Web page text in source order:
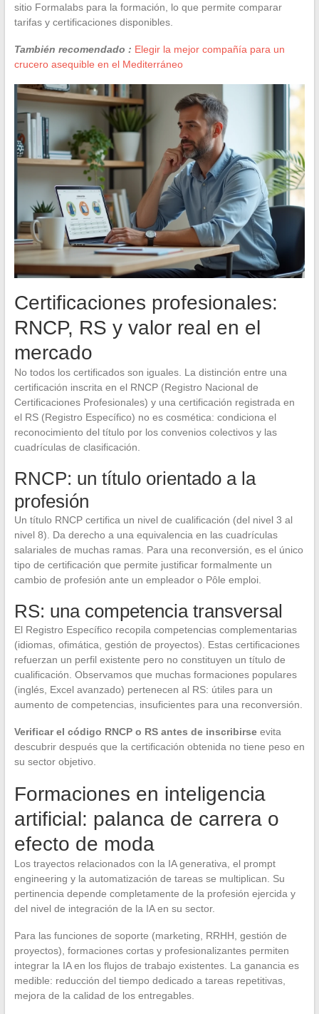
sitio Formalabs para la formación, lo que permite comparar
tarifas y certificaciones disponibles.
También recomendado : Elegir la mejor compañía para un
crucero asequible en el Mediterráneo
Certificaciones profesionales:
RNCP, RS y valor real en el
mercado
No todos los certificados son iguales. La distinción entre una
certificación inscrita en el RNCP (Registro Nacional de
Certificaciones Profesionales) y una certificación registrada en
el RS (Registro Específico) no es cosmética: condiciona el
reconocimiento del título por los convenios colectivos y las
cuadrículas de clasificación.
RNCP: un título orientado a la
profesión
Un título RNCP certifica un nivel de cualificación (del nivel 3 al
nivel 8). Da derecho a una equivalencia en las cuadrículas
salariales de muchas ramas. Para una reconversión, es el único
tipo de certificación que permite justificar formalmente un
cambio de profesión ante un empleador o Pôle emploi.
RS: una competencia transversal
El Registro Específico recopila competencias complementarias
(idiomas, ofimática, gestión de proyectos). Estas certificaciones
refuerzan un perfil existente pero no constituyen un título de
cualificación. Observamos que muchas formaciones populares
(inglés, Excel avanzado) pertenecen al RS: útiles para un
aumento de competencias, insuficientes para una reconversión.
Verificar el código RNCP o RS antes de inscribirseevita
descubrir después que la certificación obtenida no tiene peso en
su sector objetivo.
Formaciones en inteligencia
artificial: palanca de carrera o
efecto de moda
Los trayectos relacionados con la IA generativa, el prompt
engineering y la automatización de tareas se multiplican. Su
pertinencia depende completamente de la profesión ejercida y
del nivel de integración de la IA en su sector.
Para las funciones de soporte (marketing, RRHH, gestión de
proyectos), formaciones cortas y profesionalizantes permiten
integrar la IA en los flujos de trabajo existentes. La ganancia es
medible: reducción del tiempo dedicado a tareas repetitivas,
mejora de la calidad de los entregables.